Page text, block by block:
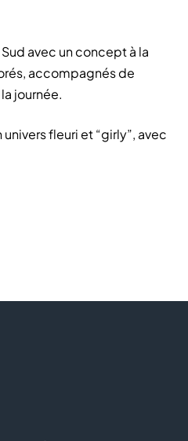
avec un concept à la
accompagnés de
journée.
fleuri et “girly”, avec
ou fruits